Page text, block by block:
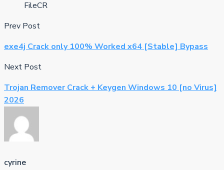
FileCR
Prev Post
exe4j Crack only 100% Worked x64 [Stable] Bypass
Next Post
Trojan Remover Crack + Keygen Windows 10 [no Virus]
2026
cyrine